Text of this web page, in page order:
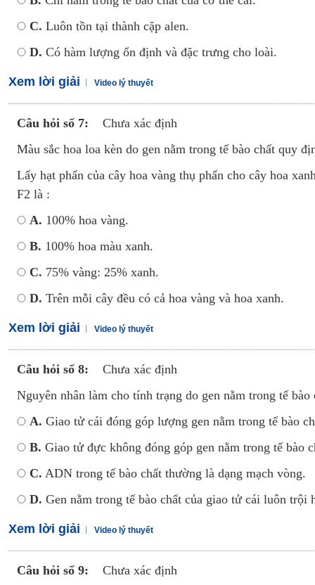
C. Luôn tồn tại thành cặp alen.
D. Có hàm lượng ổn định và đặc trưng cho loài.
Xem lời giải Video lý thuyết
Câu hỏi số 7:
Chưa xác định
Màu sắc hoa loa kèn do gen nằm trong tế bào chất quy
Lấy hạt phấn của cây hoa vàng thụ phấn cho cây hoa
F2 là :
A. 100% hoa vàng.
B. 100% hoa màu xanh.
C. 75% vàng: 25% xanh.
D. Trên mỗi cây đều có cả hoa vàng và hoa xanh.
Xem lời giải Video lý thuyết
Câu hỏi số 8:
Chưa xác định
Nguyên nhân làm cho tính trạng do gen nằm trong tế
A. Giao tử cái đóng góp lượng gen nằm trong tế bào
B. Giao tử đực không đóng góp gen nằm trong tế bào
C. ADN trong tế bào chất thường là dạng mạch vòng.
D. Gen nằm trong tế bào chất của giao tử cái luôn
Xem lời giải Video lý thuyết
Câu hỏi số 9:
Chưa xác định